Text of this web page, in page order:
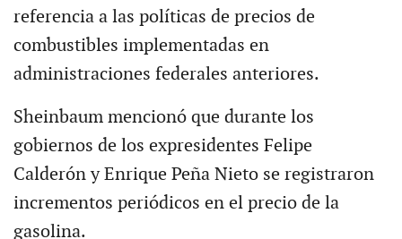
referencia a las políticas de precios de
combustibles implementadas en
administraciones federales anteriores.
Sheinbaum mencionó que durante los
gobiernos de los expresidentes Felipe
Calderón y Enrique Peña Nieto se registraron
incrementos periódicos en el precio de la
gasolina.